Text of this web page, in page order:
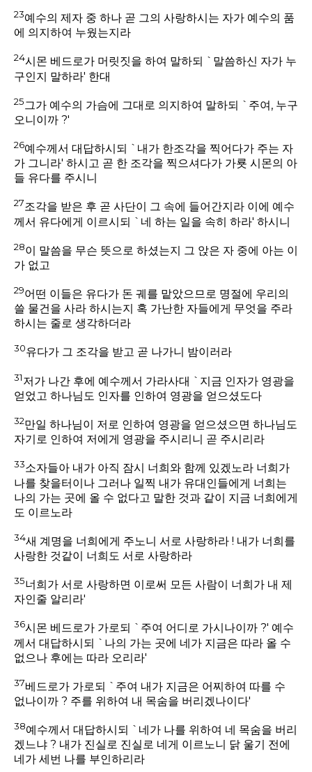
23예수의 제자 중 하나 곧 그의 사랑하시는 자가 예수의 품
에 의지하여 누웠는지라
24시몬 베드로가 머릿짓을 하여 말하되 `말씀하신 자가 누
구인지 말하라' 한대
25그가 예수의 가슴에 그대로 의지하여 말하되 `주여, 누구
오니이까 ?'
26예수께서 대답하시되 `내가 한조각을 찍어다가 주는 자
가 그니라' 하시고 곧 한 조각을 찍으셔다가 가룟 시몬의 아
들 유다를 주시니
27조각을 받은 후 곧 사단이 그 속에 들어간지라 이에 예수
께서 유다에게 이르시되 `네 하는 일을 속히 하라' 하시니
28이 말씀을 무슨 뜻으로 하셨는지 그 앉은 자 중에 아는 이
가 없고
29어떤 이들은 유다가 돈 궤를 맡았으므로 명절에 우리의
쓸 물건을 사라 하시는지 혹 가난한 자들에게 무엇을 주라
하시는 줄로 생각하더라
30유다가 그 조각을 받고 곧 나가니 밤이러라
31저가 나간 후에 예수께서 가라사대 `지금 인자가 영광을
얻었고 하나님도 인자를 인하여 영광을 얻으셨도다
32만일 하나님이 저로 인하여 영광을 얻으셨으면 하나님도
자기로 인하여 저에게 영광을 주시리니 곧 주시리라
33소자들아 내가 아직 잠시 너희와 함께 있겠노라 너희가
나를 찾을터이나 그러나 일찍 내가 유대인들에게 너희는
나의 가는 곳에 올 수 없다고 말한 것과 같이 지금 너희에게
도 이르노라
34새 계명을 너희에게 주노니 서로 사랑하라 ! 내가 너희를
사랑한 것같이 너희도 서로 사랑하라
35너희가 서로 사랑하면 이로써 모든 사람이 너희가 내 제
자인줄 알리라'
36시몬 베드로가 가로되 `주여 어디로 가시나이까 ?' 예수
께서 대답하시되 `나의 가는 곳에 네가 지금은 따라 올 수
없으나 후에는 따라 오리라'
37베드로가 가로되 `주여 내가 지금은 어찌하여 따를 수
없나이까 ? 주를 위하여 내 목숨을 버리겠나이다'
38예수께서 대답하시되 `네가 나를 위하여 네 목숨을 버리
겠느냐 ? 내가 진실로 진실로 네게 이르노니 닭 울기 전에
네가 세번 나를 부인하리라